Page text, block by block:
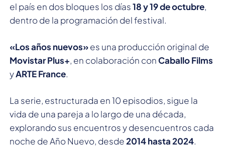
el país en dos bloques los días18 y 19 de octubre,
dentro de la programación del festival.
«Los años nuevos»es una producción original de
Movistar Plus+, en colaboración conCaballo Films
yARTE France.
La serie, estructurada en 10 episodios, sigue la
vida de una pareja a lo largo de una década,
explorando sus encuentros y desencuentros cada
noche de Año Nuevo, desde2014 hasta 2024.